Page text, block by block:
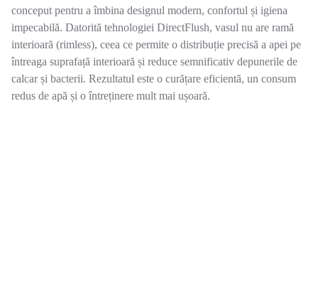
conceput pentru a îmbina designul modern, confortul și igiena
impecabilă. Datorită tehnologiei DirectFlush, vasul nu are ramă
interioară (rimless), ceea ce permite o distribuție precisă a apei pe
întreaga suprafață interioară și reduce semnificativ depunerile de
calcar și bacterii. Rezultatul este o curățare eficientă, un consum
redus de apă și o întreținere mult mai ușoară.